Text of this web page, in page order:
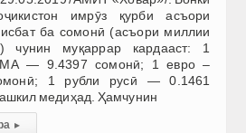
имрӯз қурби асъори
ба сомонӣ (асъори миллии
чунин муқаррар кардааст: 1
— 9.4397 сомонӣ; 1 евро –
1 рубли русӣ — 0.1461
медиҳад. Ҳамчунин
▸